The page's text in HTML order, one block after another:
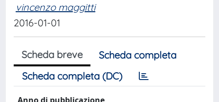
vincenzo maggitti
2016-01-01
Scheda breve
Scheda completa
Scheda completa (DC)